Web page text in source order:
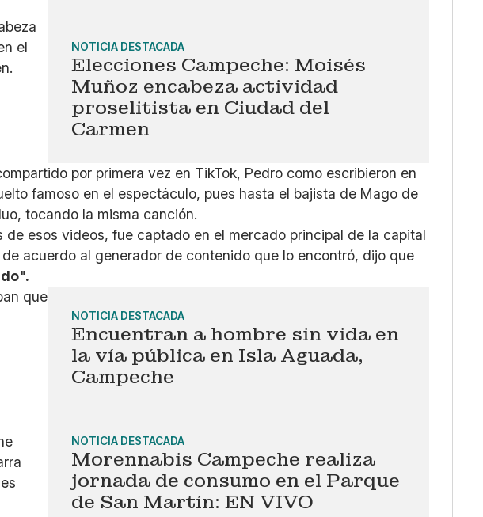
NOTICIA DESTACADA
Elecciones Campeche: Moisés
Muñoz encabeza actividad
proselitista en Ciudad del
Carmen
por primera vez en TikTok, Pedro como escribieron en
famoso en el espectáculo, pues hasta el bajista de Mago de
tocando la misma canción.
de esos videos, fue captado en el mercado principal de la capital
acuerdo al generador de contenido que lo encontró, dijo que
NOTICIA DESTACADA
Encuentran a hombre sin vida en
la vía pública en Isla Aguada,
Campeche
NOTICIA DESTACADA
Morennabis Campeche realiza
jornada de consumo en el Parque
de San Martín: EN VIVO